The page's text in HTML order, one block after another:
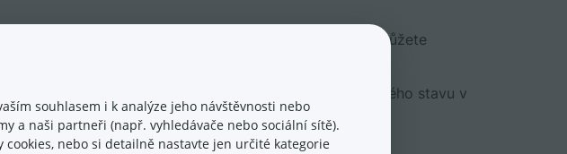
historie. V ní vidíte podrobnosti o změnách skladu a můžete
dělo.
způsobené objednávkou, tak na ruční úpravy skladového stavu v
souhlasem i k analýze jeho návštěvnosti nebo
a naši partneři (např. vyhledávače nebo sociální sítě).
nebo si detailně nastavte jen určité kategorie